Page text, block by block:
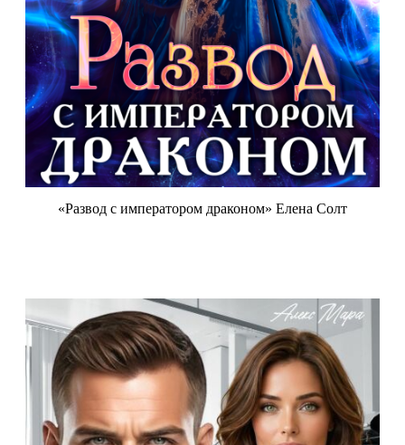
«Развод с императором драконом» Елена Солт